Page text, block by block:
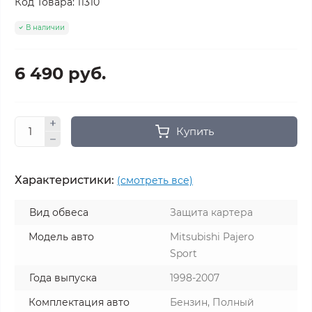
В наличии
6 490 руб.
Купить
Характеристики: (смотреть все)
Вид обвеса
Защита картера
Модель авто
Mitsubishi Pajero
Sport
Года выпуска
1998-2007
Комплектация авто
Бензин, Полный